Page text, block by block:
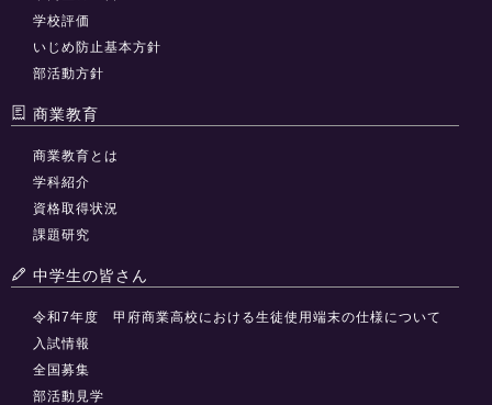
学校評価
いじめ防止基本方針
部活動方針
商業教育
商業教育とは
学科紹介
資格取得状況
課題研究
中学生の皆さん
令和7年度 甲府商業高校における生徒使用端末の仕様について
入試情報
全国募集
部活動見学